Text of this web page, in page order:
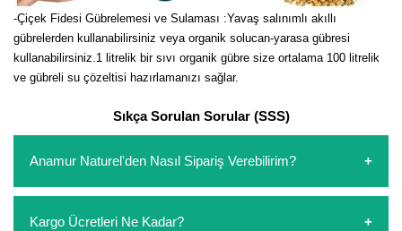
-Çiçek Fidesi Gübrelemesi ve Sulaması :Yavaş salınımlı akıllı
gübrelerden kullanabilirsiniz veya organik solucan-yarasa gübresi
kullanabilirsiniz.1 litrelik bir sıvı organik gübre size ortalama 100 litrelik
ve gübreli su çözeltisi hazırlamanızı sağlar.
Sıkça Sorulan Sorular (SSS)
Anamur Naturel'den Nasıl Sipariş Verebilirim?
oluşturarak,iletişim numaralarımızdan bizi arayarak veya
Kargo Ücretleri Ne Kadar?